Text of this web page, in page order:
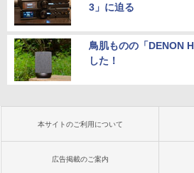
3」に迫る
鳥肌ものの「DENON
した！
本サイトのご利用について
広告掲載のご案内